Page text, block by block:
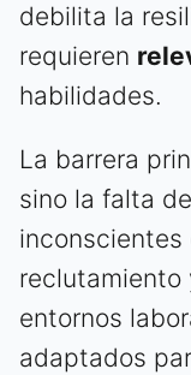
debilita la
requieren
habilidades.
La barrera
sino la falta
inconscientes
reclutamiento
entornos
adaptados